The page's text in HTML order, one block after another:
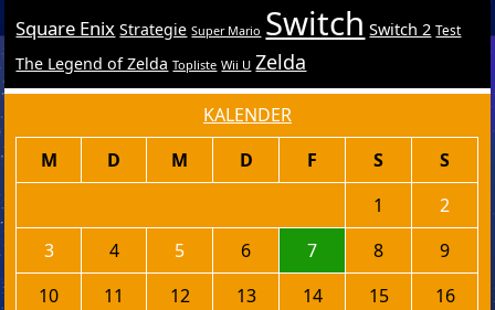
Square Enix Strategie Super Mario Switch Switch 2 Test
The Legend of Zelda Topliste Wii U Zelda
KALENDER
M D M D F S
S
1
2
3
4 5 6 7 8
9
10
11 12 13 14 15
16